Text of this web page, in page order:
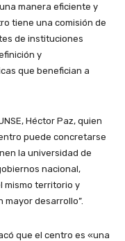
manera eficiente y
tiene una comisión de
de instituciones
y
que benefician a
Héctor Paz, quien
puede concretarse
la universidad de
nacional,
mismo territorio y
desarrollo”.
que el centro es «una